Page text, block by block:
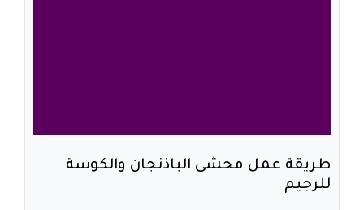
طريقة عمل محشى الباذنجان والكوسة
للرجيم